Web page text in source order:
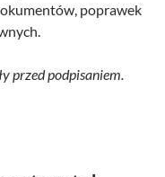
poprawek
przed podpisaniem.